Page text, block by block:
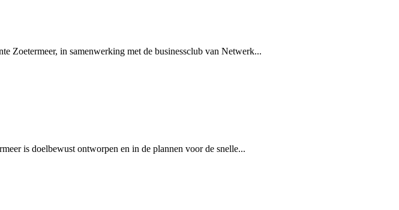
Zoetermeer, in samenwerking met de businessclub van Netwerk...
is doelbewust ontworpen en in de plannen voor de snelle...